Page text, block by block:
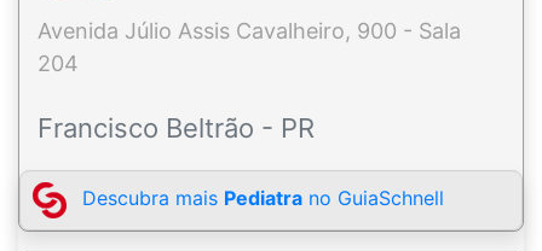
Avenida Júlio Assis Cavalheiro, 900 - Sala
204
Francisco Beltrão - PR
Descubra mais Pediatra no GuiaSchnell